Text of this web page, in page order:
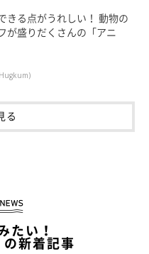
きる点がうれしい！ 動物の
が盛りだくさんの「アニ
る
たい！
の新着記事